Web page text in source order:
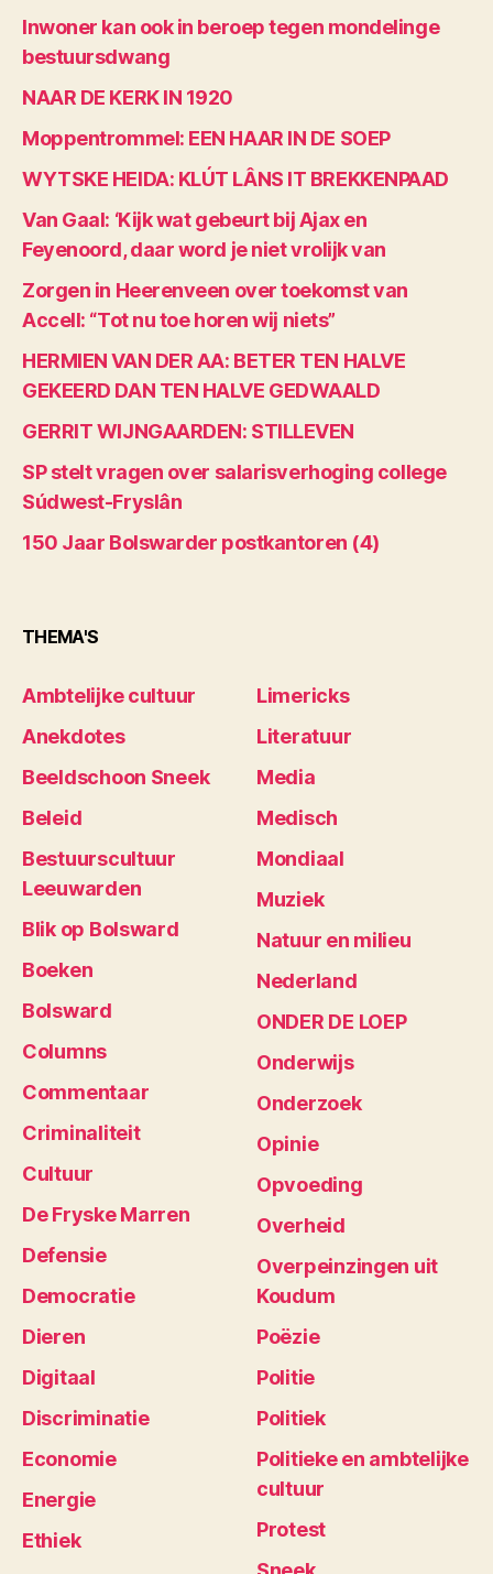
Inwoner kan ook in beroep tegen mondelinge
bestuursdwang
NAAR DE KERK IN 1920
Moppentrommel: EEN HAAR IN DE SOEP
WYTSKE HEIDA: KLÚT LÂNS IT BREKKENPAAD
Van Gaal: ‘Kijk wat gebeurt bij Ajax en
Feyenoord, daar word je niet vrolijk van
Zorgen in Heerenveen over toekomst van
Accell: “Tot nu toe horen wij niets”
HERMIEN VAN DER AA: BETER TEN HALVE
GEKEERD DAN TEN HALVE GEDWAALD
GERRIT WIJNGAARDEN: STILLEVEN
SP stelt vragen over salarisverhoging college
Súdwest-Fryslân
150 Jaar Bolswarder postkantoren (4)
THEMA'S
Ambtelijke cultuur
Anekdotes
Beeldschoon Sneek
Beleid
Bestuurscultuur
Leeuwarden
Blik op Bolsward
Boeken
Bolsward
Columns
Commentaar
Criminaliteit
Cultuur
De Fryske Marren
Defensie
Democratie
Dieren
Digitaal
Discriminatie
Economie
Energie
Ethiek
Limericks
Literatuur
Media
Medisch
Mondiaal
Muziek
Natuur en milieu
Nederland
ONDER DE LOEP
Onderwijs
Onderzoek
Opinie
Opvoeding
Overheid
Overpeinzingen uit
Koudum
Poëzie
Politie
Politiek
Politieke en ambtelijke
cultuur
Protest